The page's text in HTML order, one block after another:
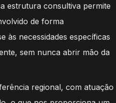
estrutura consultiva permite
de forma
às necessidades específicas
sem nunca abrir mão da
regional, com atuação